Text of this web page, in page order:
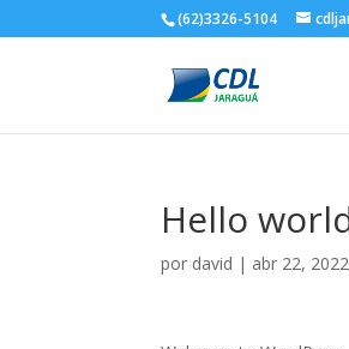
(62)3326-5104
Hello
por david | abr 22, 2022